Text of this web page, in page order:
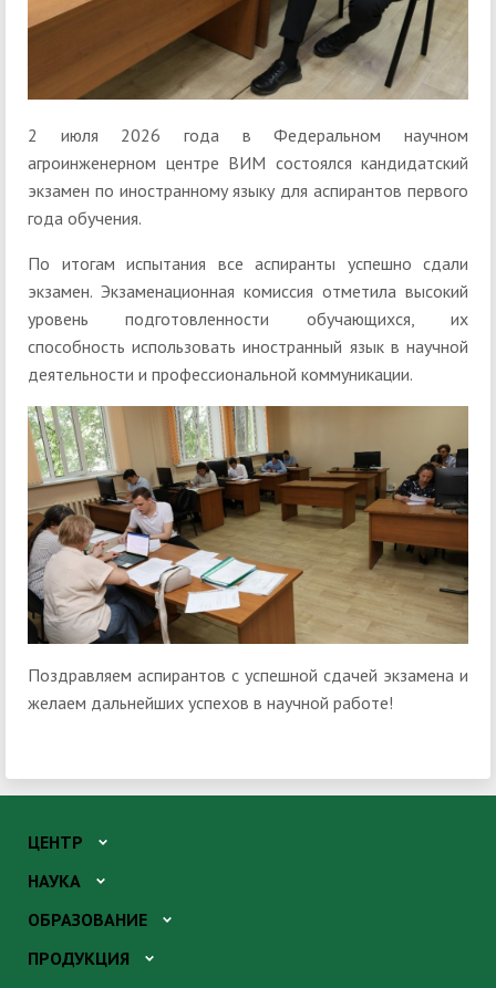
2 июля 2026 года в Федеральном научном
агроинженерном центре ВИМ состоялся кандидатский
экзамен по иностранному языку для аспирантов первого
года обучения.
По итогам испытания все аспиранты успешно сдали
экзамен. Экзаменационная комиссия отметила высокий
уровень подготовленности обучающихся, их
способность использовать иностранный язык в научной
деятельности и профессиональной коммуникации.
Поздравляем аспирантов с успешной сдачей экзамена и
желаем дальнейших успехов в научной работе!
ЦЕНТР
НАУКА
ОБРАЗОВАНИЕ
ПРОДУКЦИЯ